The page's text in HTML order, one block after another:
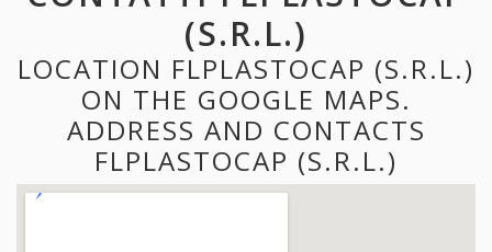
(S.R.L.)
LOCATION FLPLASTOCAP (S.R.L.)
ON THE GOOGLE MAPS.
ADDRESS AND CONTACTS
FLPLASTOCAP (S.R.L.)